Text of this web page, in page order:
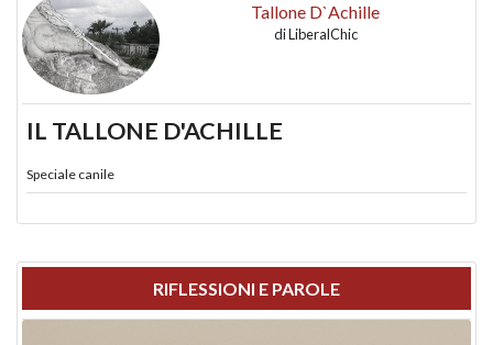
Tallone D`Achille
diLiberalChic
IL TALLONE D'ACHILLE
Speciale canile
RIFLESSIONI E PAROLE